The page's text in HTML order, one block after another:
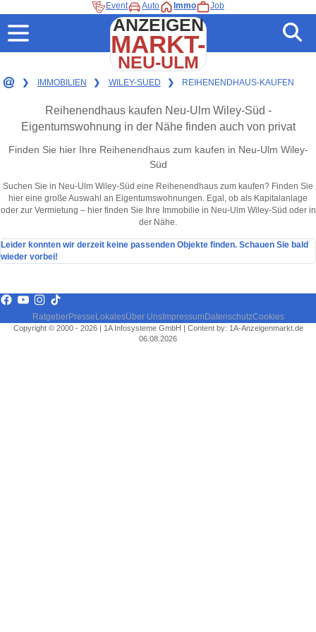
Event Auto Immo Job
ANZEIGEN
MARKT-
NEU-ULM
❯ IMMOBILIEN ❯ WILEY-SUED ❯ REIHENENDHAUS-KAUFEN
Reihenendhaus kaufen Neu-Ulm Wiley-Süd -
Eigentumswohnung in der Nähe finden auch von privat
Finden Sie hier Ihre Reihenendhaus zum kaufen in Neu-Ulm Wiley-
Süd
Suchen Sie in Neu-Ulm Wiley-Süd eine Reihenendhaus zum kaufen? Finden Sie
hier eine große Auswahl an Eigentumswohnungen. Egal, ob als Kapitalanlage
oder zur Vermietung – hier finden Sie Ihre Immobilie in Neu-Ulm Wiley-Süd oder in
der Nähe.
Leider konnten wir derzeit keine passenden Objekte finden. Schauen Sie bald
wieder vorbei!
RatgeberPresse LokalesÜber UnsImpressum DatenschutzCookies
Copyright © 2000 - 2026 | 1A Infosysteme GmbH | Content by: 1A-Anzeigenmarkt.de
06.08.2026